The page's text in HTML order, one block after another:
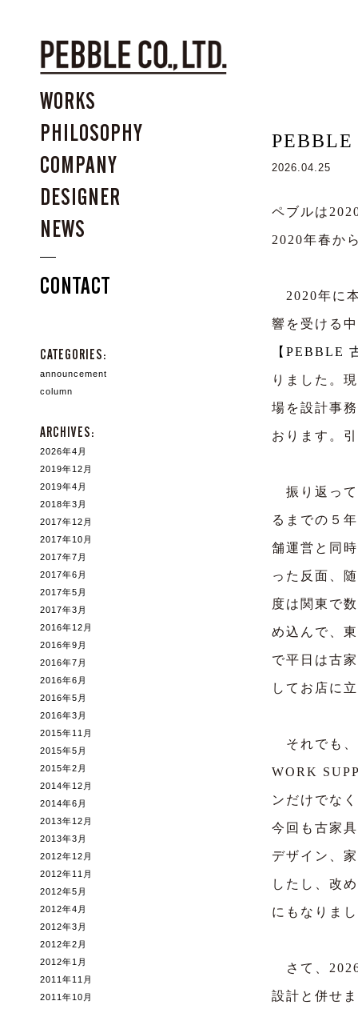
WORKS
PHILOSOPHY
COMPANY
DESIGNER
NEWS
CONTACT
CATEGORIES:
announcement
column
ARCHIVES:
2026年4月
2019年12月
2019年4月
2018年3月
2017年12月
2017年10月
2017年7月
2017年6月
2017年5月
2017年3月
2016年12月
2016年9月
2016年7月
2016年6月
2016年5月
2016年3月
2015年11月
2015年5月
2015年2月
2014年12月
2014年6月
2013年12月
2013年3月
2012年12月
2012年11月
2012年5月
2012年4月
2012年3月
2012年2月
2012年1月
2011年11月
2011年10月
2026.04.25
ペブルは
2020年春か
2020年に
響を受ける
【PEBBLE
りました。
場を設計事
おります。
振り返って
るまでの５
舗運営と同
った反面、
度は関東で
め込んで、
で平日は古
してお店に
それでも、
WORK
ンだけでな
今回も古家
デザイン、
したし、改
にもなりま
さて、
設計と併せ